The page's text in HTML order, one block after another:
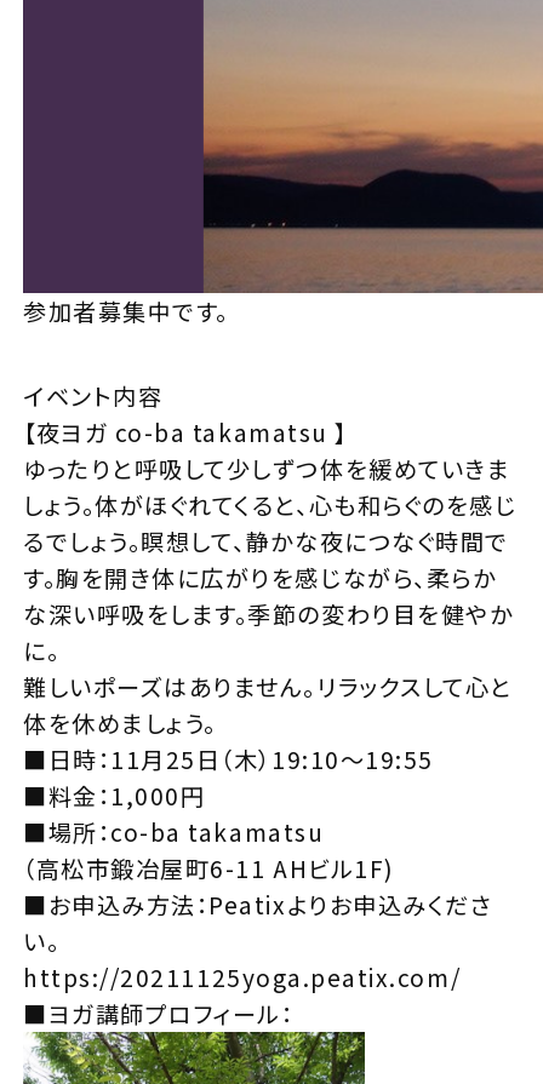
参加者募集中です。
イベント内容
【夜ヨガ co-ba takamatsu 】
ゆったりと呼吸して少しずつ体を緩めていきま
しょう。体がほぐれてくると、心も和らぐのを感じ
るでしょう。瞑想して、静かな夜につなぐ時間で
す。胸を開き体に広がりを感じながら、柔らか
な深い呼吸をします。季節の変わり目を健やか
に。
難しいポーズはありません。リラックスして心と
体を休めましょう。
■日時：11月25日（木）19:10～19:55
■料金：1,000円
■場所：co-ba takamatsu
（高松市鍛冶屋町6-11 AHビル1F)
■お申込み方法：Peatixよりお申込みくださ
い。
https://20211125yoga.peatix.com/
■ヨガ講師プロフィール：